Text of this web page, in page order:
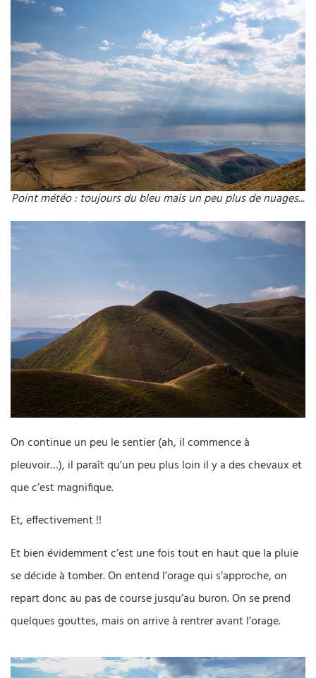
Point météo : toujours du bleu mais un peu plus de nuages...
On continue un peu le sentier (ah, il commence à
pleuvoir…), il paraît qu’un peu plus loin il y a des chevaux et
que c’est magnifique.
Et, effectivement !!
Et bien évidemment c’est une fois tout en haut que la pluie
se décide à tomber. On entend l’orage qui s’approche, on
repart donc au pas de course jusqu’au buron. On se prend
quelques gouttes, mais on arrive à rentrer avant l’orage.